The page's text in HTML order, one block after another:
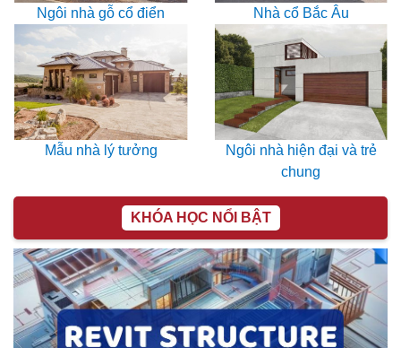
Ngôi nhà gỗ cổ điển Nhà cổ Bắc Âu
Mẫu nhà lý tưởng
Ngôi nhà hiện đại và trẻ
chung
KHÓA HỌC NỔI BẬT